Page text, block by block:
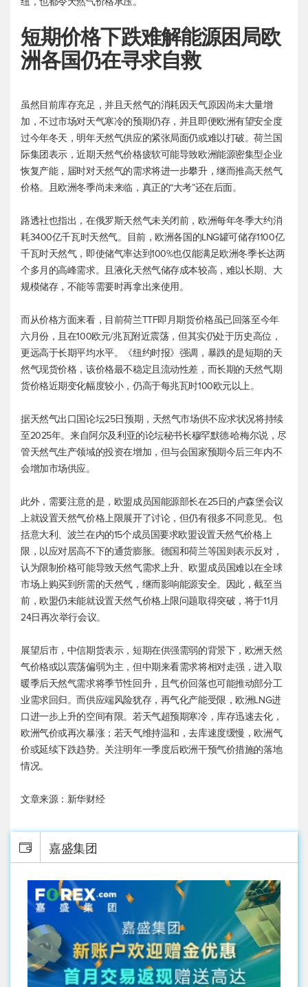
短期价格下跌难解能源困局欧
洲各国仍在寻求自救
虽然目前库存充足，并且天然气的消耗因天气原因尚未大量增
加，不过市场对天气寒冷的预期仍存，并且即便欧洲有望安全度
过今年冬天，明年天然气供应的紧张局面仍或难以打破。荷兰国
际集团表示，近期天然气价格疲软可能导致欧洲能源密集型企业
恢复产能，届时对天然气的需求将进一步攀升，继而推高天然气
价格。且欧洲冬季尚未来临，真正的“大考”还在后面。
路透社也指出，在俄罗斯天然气未关闭前，欧洲每年冬季大约消
耗3400亿千瓦时天然气。目前，欧洲各国的LNG罐可储存1100亿
千瓦时天然气，即使储气率达到100%也仅能满足欧洲冬季长达两
个多月的高峰需求。且液化天然气储存成本较高，难以长期、大
规模储存，不能等需要时再拿出来使用。
而从价格方面来看，目前荷兰TTF即月期货价格虽已回落至今年
六月份，且在100欧元/兆瓦附近震荡，但其实仍处于历史高位，
更远高于长期平均水平。《纽约时报》强调，暴跌的是短期的天
然气现货价格，该价格最不稳定且流动性差，而长期的天然气期
货价格近期变化幅度较小，仍高于每兆瓦时100欧元以上。
据天然气出口国论坛25日预期，天然气市场供不应求状况将持续
至2025年。来自阿尔及利亚的论坛秘书长穆罕默德·哈梅尔说，尽
管天然气生产领域的投资在增加，但与会国家预期今后三年内不
会增加市场供应。
此外，需要注意的是，欧盟成员国能源部长在25日的卢森堡会议
上就设置天然气价格上限展开了讨论，但仍有很多不同意见。包
括意大利、波兰在内的15个成员国要求欧盟设置天然气价格上
限，以应对居高不下的通货膨胀。德国和荷兰等国则表示反对，
认为限制价格可能导致天然气需求上升、欧盟成员国难以在全球
市场上购买到所需的天然气，继而影响能源安全。因此，截至当
前，欧盟仍未能就设置天然气价格上限问题取得突破，将于11月
24日再次举行会议。
展望后市，中信期货表示，短期在供强需弱的背景下，欧洲天然
气价格或以震荡偏弱为主，但中期来看需求将相对走强，进入取
暖季后天然气需求将季节性回升，且气价回落也可能推动部分工
业需求回归。而供应端风险犹存，再气化产能受限，欧洲LNG进
口进一步上升的空间有限。若天气超预期寒冷，库存迅速去化，
欧洲气价或再次暴涨；若天气维持温和，去库速度缓慢，欧洲气
价或延续下跌趋势。关注明年一季度后欧洲干预气价措施的落地
情况。
文章来源：新华财经
嘉盛集团